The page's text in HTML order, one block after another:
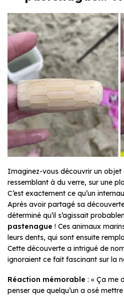
Imaginez-vous découvrir un objet
ressemblant à du verre, sur une
C’est exactement ce qu’un
Après avoir partagé sa
déterminé qu’il s’agissait
pastenague ! Ces animaux
leurs dents, qui sont ensuite
Cette découverte a intrigué de
ignoraient ce fait fascinant sur la
Réaction mémorable : « Ça me
penser que quelqu’un a osé